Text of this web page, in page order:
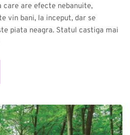
are efecte nebanuite,
vin bani, la inceput, dar se
piata neagra. Statul castiga mai